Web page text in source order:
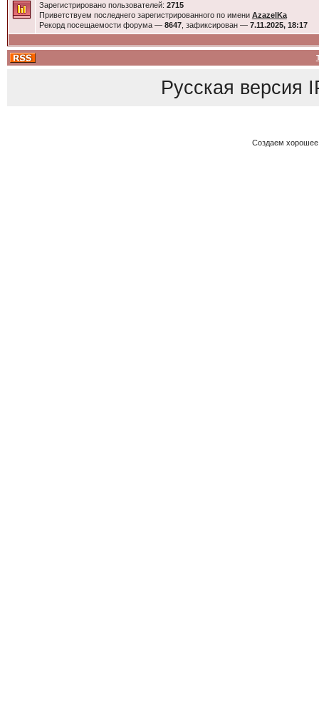
Зарегистрировано пользователей: 2715
Приветствуем последнего зарегистрированного по имени AzazelKa
Рекорд посещаемости форума — 8647, зафиксирован — 7.11.2025, 18:17
Русская версия
Создаем